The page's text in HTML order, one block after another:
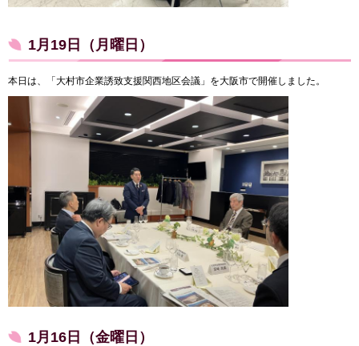
1月19日（月曜日）
本日は、「大村市企業誘致支援関西地区会議」を大阪市で開催しました。
1月16日（金曜日）